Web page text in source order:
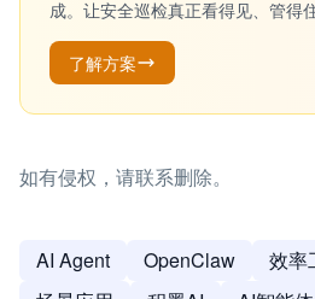
成。让安全巡检真正看得见、管得
了解方案
如有侵权，请联系删除。
AI Agent OpenClaw 效率